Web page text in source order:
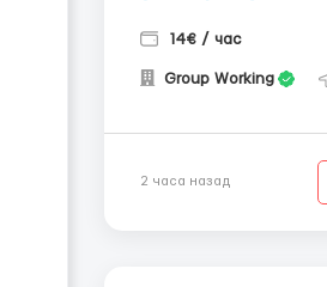
14€ / час
Group Working
2 часа назад